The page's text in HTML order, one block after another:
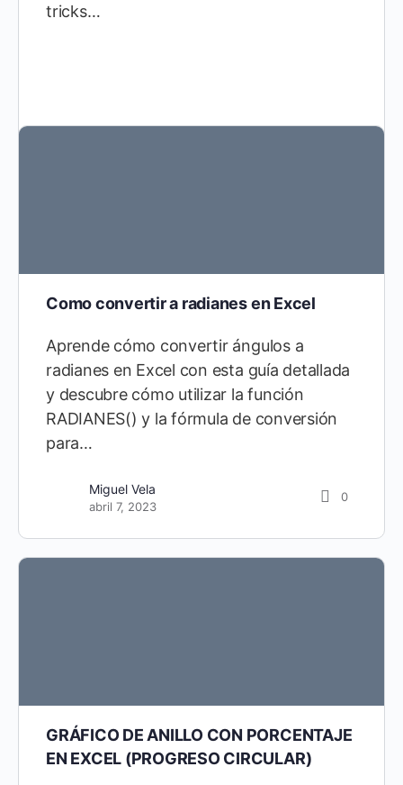
tricks…
septiembre 10, 2021
Como convertir a radianes en Excel
Aprende cómo convertir ángulos a
radianes en Excel con esta guía detallada
y descubre cómo utilizar la función
RADIANES() y la fórmula de conversión
para…
Miguel Vela
abril 7, 2023
0
GRÁFICO DE ANILLO CON PORCENTAJE
EN EXCEL (PROGRESO CIRCULAR)